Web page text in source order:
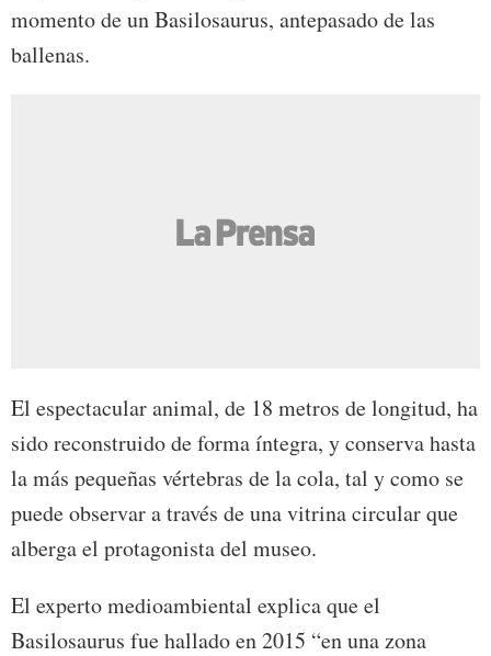
momento de un Basilosaurus, antepasado de las
ballenas.
El espectacular animal, de 18 metros de longitud, ha
sido reconstruido de forma íntegra, y conserva hasta
la más pequeñas vértebras de la cola, tal y como se
puede observar a través de una vitrina circular que
alberga el protagonista del museo.
El experto medioambiental explica que el
Basilosaurus fue hallado en 2015 “en una zona